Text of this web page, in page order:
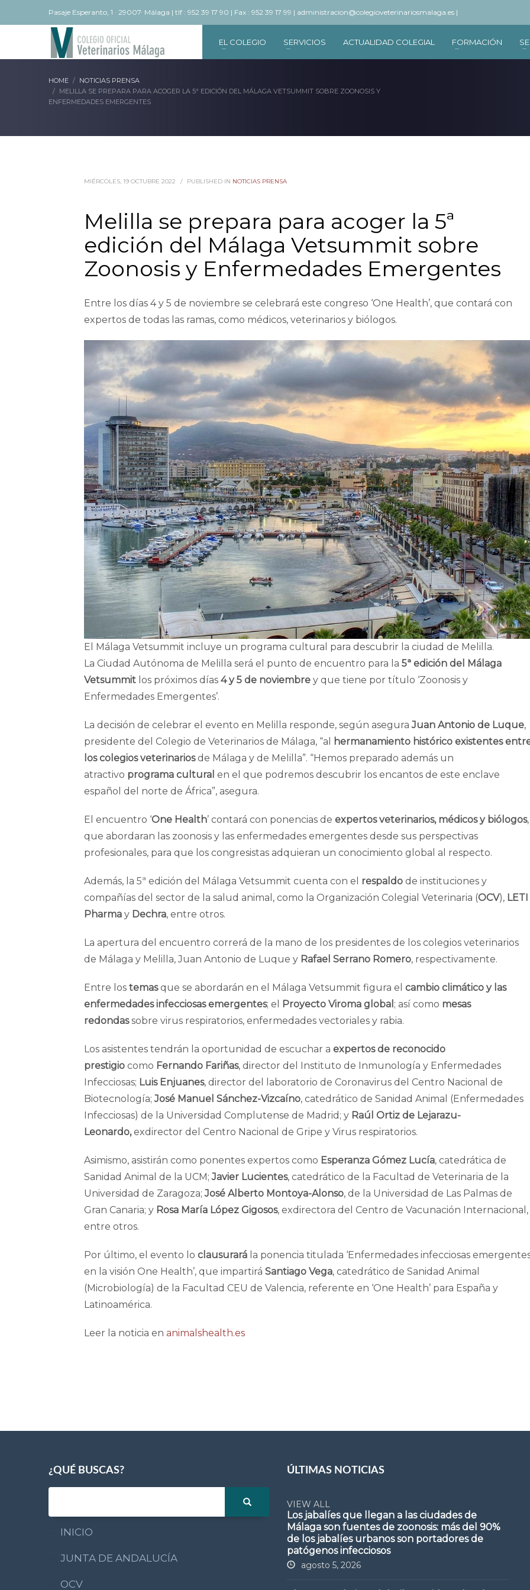
Pasaje Esperanto, 1 · 29007· Málaga | tlf : 952 39 17 90 | Fax : 952 39 17 99 | administracion@colegioveterinariosmalaga.es |
EL COLEGIO SERVICIOS ACTUALIDAD COLEGIAL FORMACIÓN
HOME
NOTICIAS PRENSA
MELILLA SE PREPARA PARA ACOGER LA 5ª EDICIÓN DEL MÁLAGA VETSUMMIT SOBRE ZOONOSIS Y
ENFERMEDADES EMERGENTES
MIÉRCOLES, 19 OCTUBRE 2022 / PUBLISHED IN NOTICIAS PRENSA
Melilla se prepara para acoger la 5ª
edición del Málaga Vetsummit sobre
Zoonosis y Enfermedades Emergentes
Entre los días 4 y 5 de noviembre se celebrará este congreso ‘One Health’, que contará con
expertos de todas las ramas, como médicos, veterinarios y biólogos.
El Málaga Vetsummit incluye un programa cultural para descubrir la ciudad de Melilla.
La Ciudad Autónoma de Melilla será el punto de encuentro para la 5ª edición del Málaga
Vetsummit los próximos días 4 y 5 de noviembre y que tiene por título ‘Zoonosis y
Enfermedades Emergentes’.
La decisión de celebrar el evento en Melilla responde, según asegura Juan Antonio de Luque,
presidente del Colegio de Veterinarios de Málaga, “al
hermanamiento histórico existentes
los colegios veterinariosde Málaga y de Melilla”. “Hemos preparado además un
atractivo programa cultural en el que podremos descubrir los encantos de este enclave
español del norte de África”, asegura.
El encuentro ‘One Health’ contará con ponencias de expertos veterinarios, médicos y biólogos,
que abordaran las zoonosis y las enfermedades emergentes desde sus perspectivas
profesionales, para que los congresistas adquieran un conocimiento global al respecto.
Además, la 5ª edición del Málaga Vetsummit cuenta con el respaldo de instituciones y
compañías del sector de la salud animal, como la Organización Colegial Veterinaria (OCV), LETI
Pharma y Dechra, entre otros.
La apertura del encuentro correrá de la mano de los presidentes de los colegios veterinarios
de Málaga y Melilla, Juan Antonio de Luque y Rafael Serrano Romero, respectivamente.
Entre los temasque se abordarán en el Málaga Vetsummit figura el cambio climático y las
enfermedades infecciosas emergentes; el Proyecto Viroma global ; así como mesas
redondassobre virus respiratorios, enfermedades vectoriales y rabia.
Los asistentes tendrán la oportunidad de escuchar a expertos de reconocido
prestigio como Fernando Fariñas, director del Instituto de Inmunología y Enfermedades
Infecciosas; Luis Enjuanes, director del laboratorio de Coronavirus del Centro Nacional de
Biotecnología; José Manuel Sánchez-Vizcaíno, catedrático de Sanidad Animal (Enfermedades
Infecciosas) de la Universidad Complutense de Madrid; y Raúl Ortiz de Lejarazu-
Leonardo,exdirector del Centro Nacional de Gripe y Virus respiratorios.
Asimismo, asistirán como ponentes expertos como Esperanza Gómez Lucía, catedrática de
Sanidad Animal de la UCM; Javier Lucientes, catedrático de la Facultad de Veterinaria de la
Universidad de Zaragoza; José Alberto Montoya-Alonso, de la Universidad de Las Palmas de
Gran Canaria; y Rosa María López Gigosos, exdirectora del Centro de Vacunación Internacional,
entre otros.
Por último, el evento lo clausurará la ponencia titulada ‘Enfermedades infecciosas
en la visión One Health’, que impartirá Santiago Vega, catedrático de Sanidad Animal
(Microbiología) de la Facultad CEU de Valencia, referente en ‘One Health’ para España y
Latinoamérica.
Leer la noticia en animalshealth.es
¿QUÉ BUSCAS?
INICIO
JUNTA DE ANDALUCÍA
OCV
ÚLTIMAS NOTICIAS
VIEW ALL
Los jabalíes que llegan a las ciudades de
Málaga son fuentes de zoonosis: más del 90%
de los jabalíes urbanos son portadores de
patógenos infecciosos
agosto 5, 2026